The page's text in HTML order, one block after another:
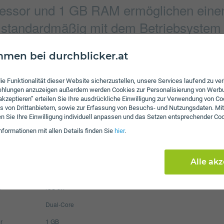
bei durchblicker.at
Funktionalität dieser Website sicherzustellen, unsere Services laufend zu
anzuzeigen außerdem werden Cookies zur Personalisierung von
erteilen Sie Ihre ausdrückliche Einwilligung zur Verwendung von
von Drittanbietern, sowie zur Erfassung von Besuchs- und Nutzungsdaten.
Sie Ihre Einwilligung individuell anpassen und das Setzen entsprechender
mit allen Details finden Sie hier.
Alle
und 1 GB RAM ermöglichen
mit dem
1280 x 960 Pixel
3264 x 2448 Pixel
Bluetooth
NFC
WLAN
Dual-Core
1 GB
Pixel per Inch